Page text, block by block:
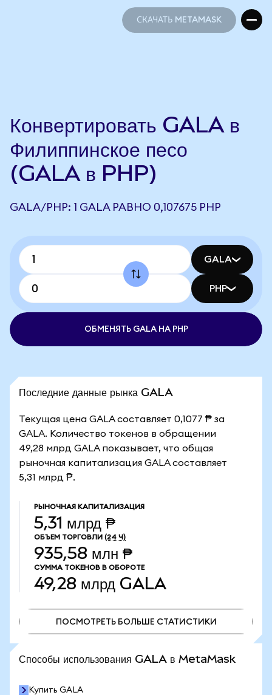
СКАЧАТЬ METAMASK
Конвертировать GALA в
Филиппинское песо
(GALA в PHP)
GALA/PHP: 1 GALA РАВНО 0,107675 PHP
GALA
PHP
ОБМЕНЯТЬ GALA НА PHP
Последние данные рынка GALA
Текущая цена GALA составляет 0,1077 ₱ за
GALA. Количество токенов в обращении
49,28 млрд GALA показывает, что общая
рыночная капитализация GALA составляет
5,31 млрд ₱.
РЫНОЧНАЯ КАПИТАЛИЗАЦИЯ
5,31 млрд ₱
ОБЪЕМ ТОРГОВЛИ (24 Ч)
935,58 млн ₱
СУММА ТОКЕНОВ В ОБОРОТЕ
49,28 млрд GALA
ПОСМОТРЕТЬ БОЛЬШЕ СТАТИСТИКИ
Способы использования GALA в MetaMask
Купить GALA